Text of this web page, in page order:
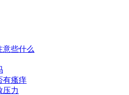
意些什么
有瘙痒
压力